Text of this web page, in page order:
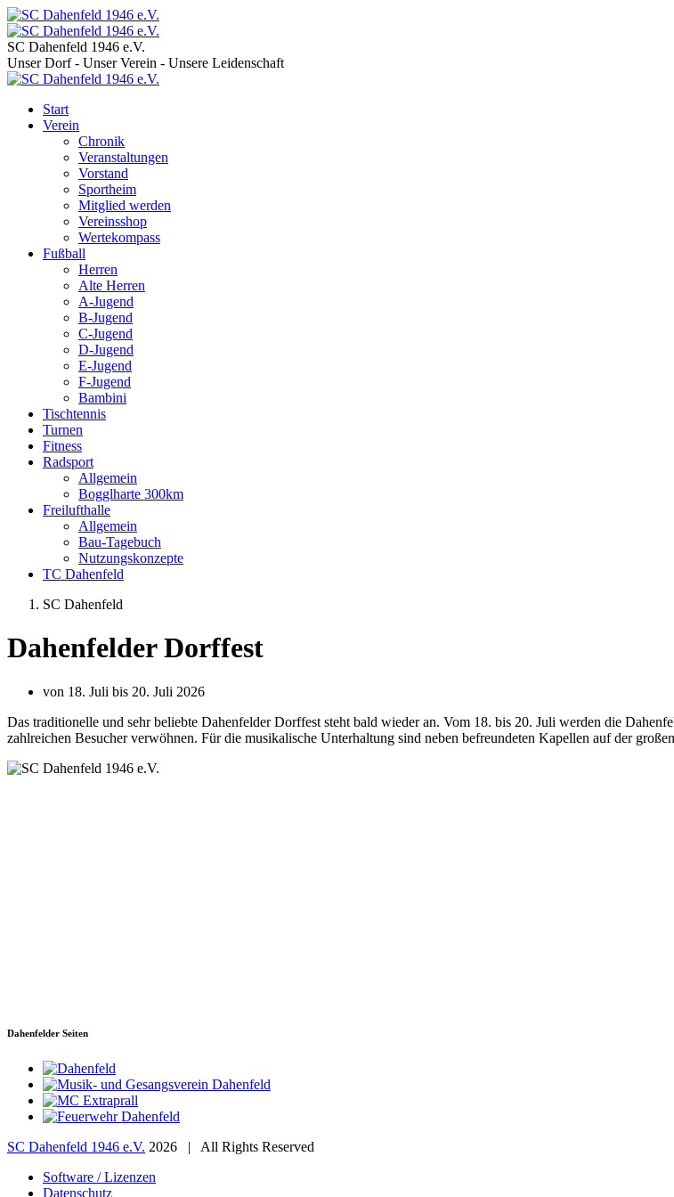
SC Dahenfeld 1946 e.V.
Unser Dorf - Unser Verein - Unsere Leidenschaft
Start
Verein
Chronik
Veranstaltungen
Vorstand
Sportheim
Mitglied werden
Vereinsshop
Wertekompass
Fußball
Herren
Alte Herren
A-Jugend
B-Jugend
C-Jugend
D-Jugend
E-Jugend
F-Jugend
Bambini
Tischtennis
Turnen
Fitness
Radsport
Allgemein
Bogglharte 300km
Freilufthalle
Allgemein
Bau-Tagebuch
Nutzungskonzepte
TC Dahenfeld
SC Dahenfeld
Dahenfelder Dorffest
von 18. Juli bis 20. Juli 2026
Das traditionelle und sehr beliebte Dahenfelder Dorffest steht bald wieder an. Vom 18. bis 20. Juli werden die
zahlreichen Besucher verwöhnen. Für die musikalische Unterhaltung sind neben befreundeten Kapellen auf der
Dahenfelder Seiten
SC Dahenfeld 1946 e.V. 2026 | All Rights Reserved
Software / Lizenzen
Datenschutz